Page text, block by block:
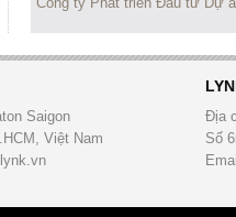
Saigon
Việt Nam
Địa
Số